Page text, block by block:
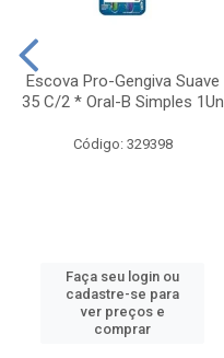
Escova Pro-Gengiva Suave
35 C/2 * Oral-B Simples 1Un
Código: 329398
Faça seu login ou
cadastre-se para
ver preços e
comprar